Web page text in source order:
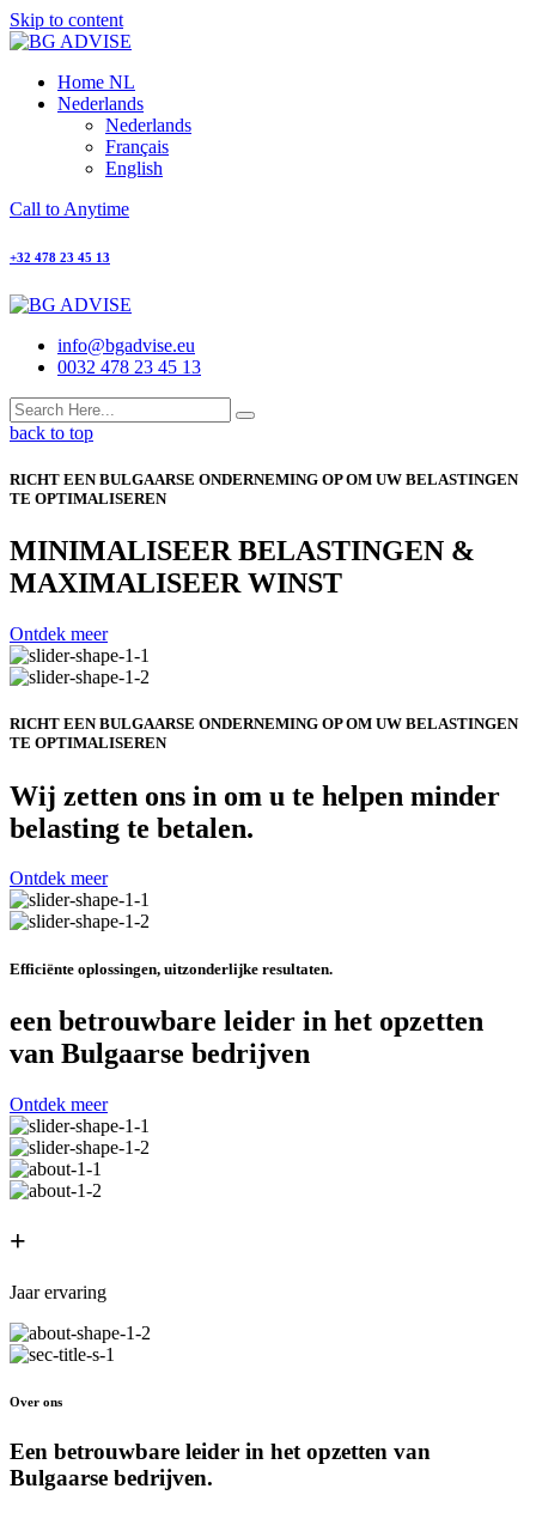
Skip to content
Home NL
Nederlands
Nederlands
Français
English
Call to Anytime
+32 478 23 45 13
info@bgadvise.eu
0032 478 23 45 13
back to top
RICHT EEN BULGAARSE ONDERNEMING OP OM UW BELASTINGEN
TE OPTIMALISEREN
MINIMALISEER BELASTINGEN &
MAXIMALISEER WINST
Ontdek meer
RICHT EEN BULGAARSE ONDERNEMING OP OM UW BELASTINGEN
TE OPTIMALISEREN
Wij zetten ons in om u te helpen minder
belasting te betalen.
Ontdek meer
Efficiënte oplossingen, uitzonderlijke resultaten.
een betrouwbare leider in het opzetten
van Bulgaarse bedrijven
Ontdek meer
+
Jaar ervaring
Over ons
Een betrouwbare leider in het opzetten van
Bulgaarse bedrijven.